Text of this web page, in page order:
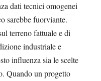
dati tecnici omogenei
sarebbe fuorviante.
terreno fattuale e di
industriale e
influenza sia le scelte
Quando un progetto